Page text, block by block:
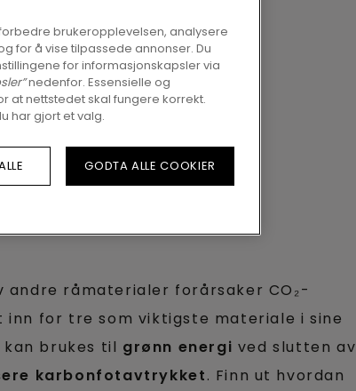
råmaterialer forårsaker CO₂-
for tre som viktigste materiale i sine
kan brukes til grønn energi ved slutten av
karbonfotavtrykket. Finn ut hvordan
brukeropplevelsen, analysere
for å vise tilpassede annonser. Du
for informasjonskapsler via
nedenfor. Essensielle og
at nettstedet skal fungere korrekt.
har gjort et valg.
GODTA ALLE COOKIER